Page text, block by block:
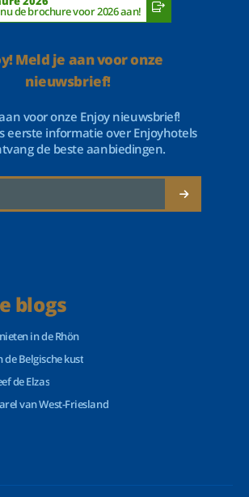
de brochure voor 2026 aan!
Meld je aan voor onze
nieuwsbrief!
voor onze Enjoy nieuwsbrief!
eerste informatie over Enjoyhotels
de beste aanbiedingen.
blogs
in de Rhön
Belgische kust
de Elzas
van West-Friesland